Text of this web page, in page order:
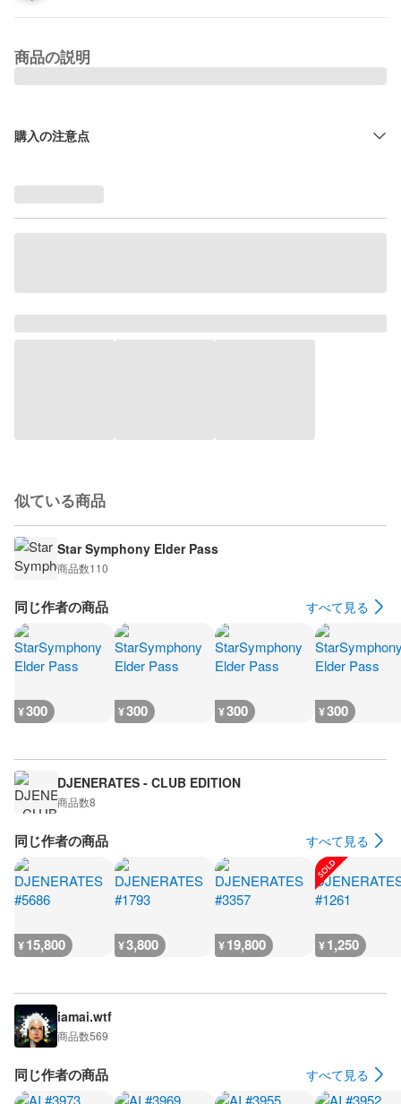
商品の説明
購入の注意点
似ている商品
Star Symphony Elder Pass
商品数110
同じ作者の商品 すべて見る
¥300 ¥300 ¥300 ¥300
DJENERATES - CLUB EDITION
商品数8
同じ作者の商品 すべて見る
¥15,800 ¥3,800 ¥19,800 ¥1,250
iamai.wtf
商品数569
同じ作者の商品 すべて見る